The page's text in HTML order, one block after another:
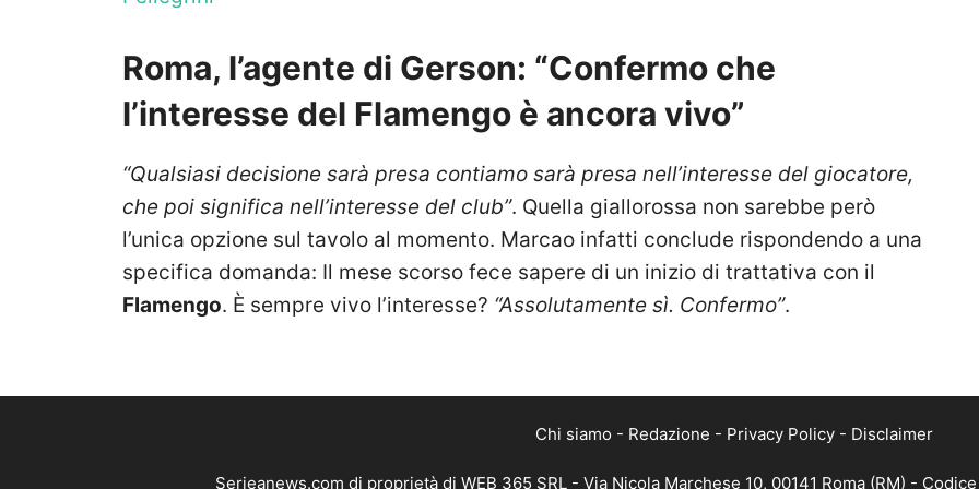
Roma, l’agente di Gerson: “Confermo che
l’interesse del Flamengo è ancora vivo”
“Qualsiasi decisione sarà presa contiamo sarà presa nell’interesse del giocatore,
che poi significa nell’interesse del club”. Quella giallorossa non sarebbe però
l’unica opzione sul tavolo al momento. Marcao infatti conclude rispondendo a una
specifica domanda: Il mese scorso fece sapere di un inizio di trattativa con il
Flamengo. È sempre vivo l’interesse? “Assolutamente sì. Confermo”.
Chi siamo - Redazione - Privacy Policy - Disclaimer
Serieanews.com di proprietà di WEB 365 SRL - Via Nicola Marchese 10, 00141 Roma (RM) -